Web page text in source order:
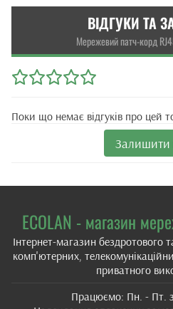
ВІДГУКИ ТА
Мережевий патч-корд
Поки що немає відгуків про цей
Залишити
ECOLAN - магазин
Інтернет-магазин бездротового
комп'ютерних,
приватного
Працюємо: Пн. - Пт.